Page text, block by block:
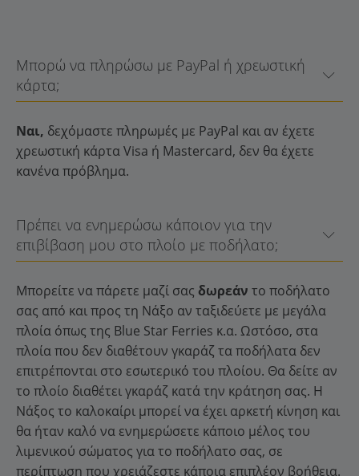
Μπορώ να πληρώσω με PayPal ή χρεωστική
κάρτα;
Ναι, δεχόμαστε πληρωμές με PayPal και αν έχετε
χρεωστική κάρτα Visa ή Mastercard, δεν θα έχετε
κανένα πρόβλημα.
Πρέπει να ενημερώσω κάποιον για την
επιβίβαση μου στο πλοίο με ποδήλατο;
Μπορείτε να πάρετε μαζί σας δωρεάν το ποδήλατο
σας από και προς τη Νάξο αν ταξιδεύετε με μεγάλα
πλοία όπως της Blue Star Ferries κ.α. Ωστόσο, στα
πλοία που δεν διαθέτουν γκαράζ τα ποδήλατα δεν
επιτρέπονται στο εσωτερικό του πλοίου. Θα δείτε αν
το πλοίο διαθέτει γκαράζ κατά την κράτηση σας. Η
Νάξος το καλοκαίρι μπορεί να έχει αρκετή κίνηση και
θα ήταν καλό να ενημερώσετε κάποιο μέλος του
λιμενικού σώματος για το ποδήλατο σας, σε
περίπτωση που χρειάζεστε κάποια επιπλέον βοήθεια.